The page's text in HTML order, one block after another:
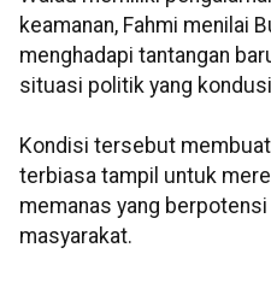
keamanan, Fahmi menilai
menghadapi tantangan
situasi politik yang
Kondisi tersebut
terbiasa tampil untuk
memanas yang
masyarakat.